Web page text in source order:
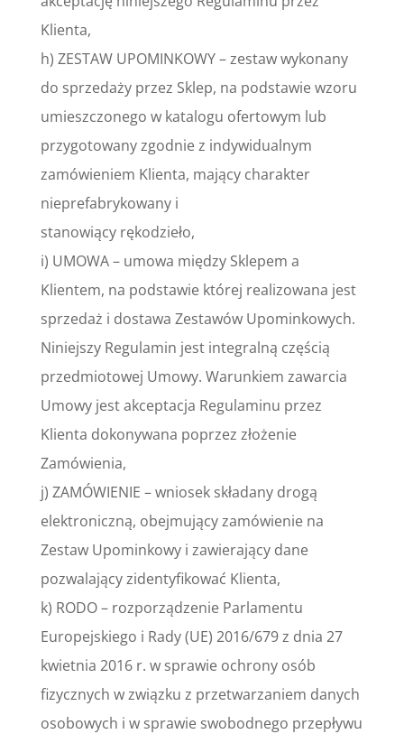
Klienta,
h) ZESTAW UPOMINKOWY – zestaw wykonany
do sprzedaży przez Sklep, na podstawie wzoru
umieszczonego w katalogu ofertowym lub
przygotowany zgodnie z indywidualnym
zamówieniem Klienta, mający charakter
nieprefabrykowany i
stanowiący rękodzieło,
i) UMOWA – umowa między Sklepem a
Klientem, na podstawie której realizowana jest
sprzedaż i dostawa Zestawów Upominkowych.
Niniejszy Regulamin jest integralną częścią
przedmiotowej Umowy. Warunkiem zawarcia
Umowy jest akceptacja Regulaminu przez
Klienta dokonywana poprzez złożenie
Zamówienia,
j) ZAMÓWIENIE – wniosek składany drogą
elektroniczną, obejmujący zamówienie na
Zestaw Upominkowy i zawierający dane
pozwalający zidentyfikować Klienta,
k) RODO – rozporządzenie Parlamentu
Europejskiego i Rady (UE) 2016/679 z dnia 27
kwietnia 2016 r. w sprawie ochrony osób
fizycznych w związku z przetwarzaniem danych
osobowych i w sprawie swobodnego przepływu